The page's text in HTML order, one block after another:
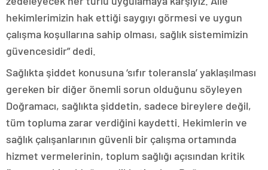
hekimlerimizin hak ettiği saygıyı görmesi ve uygun
çalışma koşullarına sahip olması, sağlık sistemimizin
güvencesidir” dedi.
Sağlıkta şiddet konusuna ‘sıfır toleransla’ yaklaşılması
gereken bir diğer önemli sorun olduğunu söyleyen
Doğramacı, sağlıkta şiddetin, sadece bireylere değil,
tüm topluma zarar verdiğini kaydetti. Hekimlerin ve
sağlık çalışanlarının güvenli bir çalışma ortamında
hizmet vermelerinin, toplum sağlığı açısından kritik